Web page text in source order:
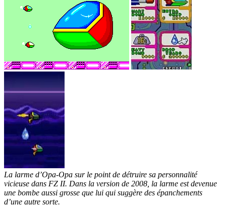
La larme d’Opa-Opa sur le point de détruire sa personnalité
vicieuse dans FZ II. Dans la version de 2008, la larme est devenue
une bombe aussi grosse que lui qui suggère des épanchements
d’une autre sorte.